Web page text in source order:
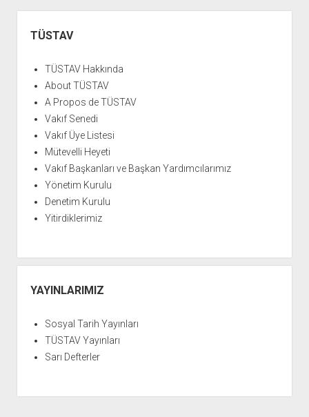
Menü
TÜSTAV
TÜSTAV Hakkında
About TÜSTAV
A Propos de TÜSTAV
Vakıf Senedi
Vakıf Üye Listesi
Mütevelli Heyeti
Vakıf Başkanları ve Başkan Yardımcılarımız
Yönetim Kurulu
Denetim Kurulu
Yitirdiklerimiz
YAYINLARIMIZ
Sosyal Tarih Yayınları
TÜSTAV Yayınları
Sarı Defterler